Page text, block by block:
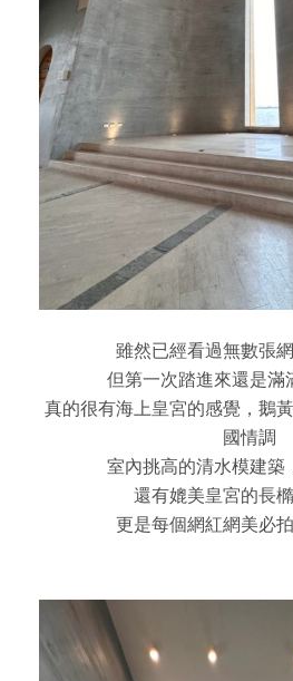
雖然已經看過無數張
但第一次踏進來還是滿
真的很有海上皇宮的感覺，鵝
國情調
室內挑高的清水模建築
還有媲美皇宮的長
更是每個網紅網美必